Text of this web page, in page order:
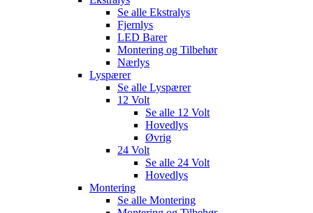
Se alle Ekstralys
Fjernlys
LED Barer
Montering og Tilbehør
Nærlys
Lyspærer
Se alle Lyspærer
12 Volt
Se alle 12 Volt
Hovedlys
Øvrig
24 Volt
Se alle 24 Volt
Hovedlys
Montering
Se alle Montering